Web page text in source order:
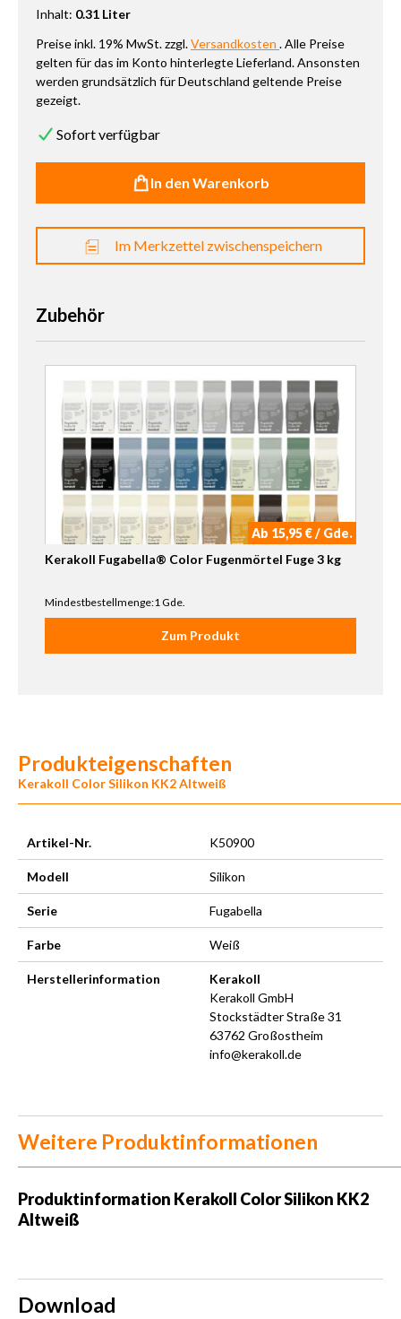
Inhalt: 0.31 Liter
Preise inkl. 19% MwSt. zzgl.Versandkosten . Alle Preise
gelten für das im Konto hinterlegte Lieferland. Ansonsten
werden grundsätzlich für Deutschland geltende Preise
gezeigt.
Sofort verfügbar
In den Warenkorb
Im Merkzettel zwischenspeichern
Zubehör
Ab 15,95 € / Gde.
Kerakoll Fugabella® Color Fugenmörtel Fuge 3 kg
Mindestbestellmenge:1 Gde.
Zum Produkt
Produkteigenschaften
Kerakoll Color Silikon KK2 Altweiß
Artikel-Nr. K50900
Modell Silikon
Serie Fugabella
Farbe Weiß
Herstellerinformation
Kerakoll
Kerakoll GmbH
Stockstädter Straße 31
63762 Großostheim
info@kerakoll.de
Weitere Produktinformationen
Produktinformation Kerakoll Color Silikon KK2
Altweiß
Download